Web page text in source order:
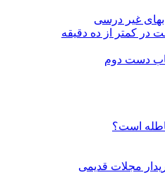
غیر درسی
در کمتر از ده دقیقه
دست دوم
است؟
مجلات قدیمی